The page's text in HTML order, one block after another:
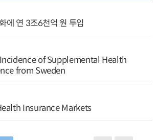
에 연 3조6천억 원 투입
of Supplemental Health
from Sweden
Insurance Markets